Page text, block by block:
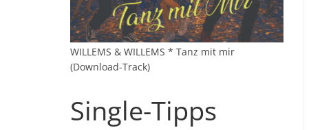
WILLEMS & WILLEMS * Tanz mit mir
(Download-Track)
Single-Tipps